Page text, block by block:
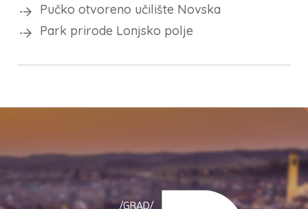
Pučko otvoreno učilište Novska
Park prirode Lonjsko polje